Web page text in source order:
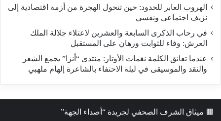
​الهروب العابر للحدود: حين تتحول الهجرة من أزمة اقتصادية إلى
نزيف اجتماعي ونفسي
في رحاب الذكرى السابعة والعشرين لاعتلاء جلالة الملك
العرش: وفاء للثوابت ورهان على المستقبل
​عندما تعانق الكلمة نغمات الأوتار: منتدى “أنزا” يجمع الشعر
والنقد والموسيقى في ليلة الاحتفاء بالشاعرة إلهام ملهبي
🟫 ميثاق الشرف الصحفي لجريدة “أصداء الجهة”